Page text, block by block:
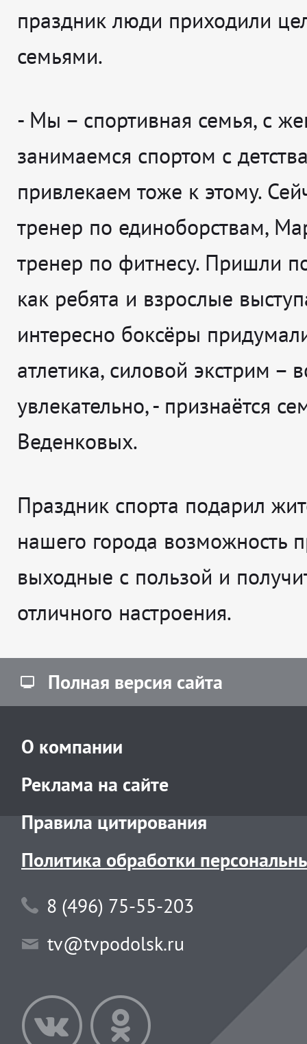
праздник люди приходили
семьями.
- Мы – спортивная семья, с
занимаемся спортом с
привлекаем тоже к этому.
тренер по единоборствам,
тренер по фитнесу. Пришли
как ребята и взрослые
интересно боксёры
атлетика, силовой экстрим –
увлекательно, - признаётся
Веденковых.
Праздник спорта подарил
нашего города возможность
выходные с пользой и
отличного настроения.
Полная версия сайта
О компании
Реклама на сайте
Правила цитирования
Политика обработки
8 (496) 75-55-203
tv@tvpodolsk.ru